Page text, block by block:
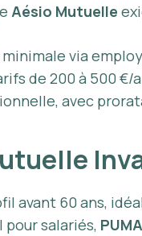
Aésio Mutuelle
via
de 200 à 500 €/
avec
avant 60 ans,
salariés, PUMA